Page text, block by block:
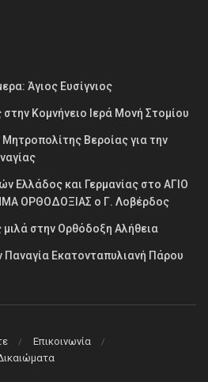
Άγιος Ευσίγνιος
Κομνήνειο Ιερά Μονή Στομίου
Βεροίας για την
Ελλάδος και Γερμανίας στο ΑΓΙΟ
ΟΡΘΟΔΟΞΙΑΣ ο Γ. Λοβέρδος
στην Ορθόδοξη Αλήθεια
Εκατονταπυλιανή Πάρου
Επικοινωνία